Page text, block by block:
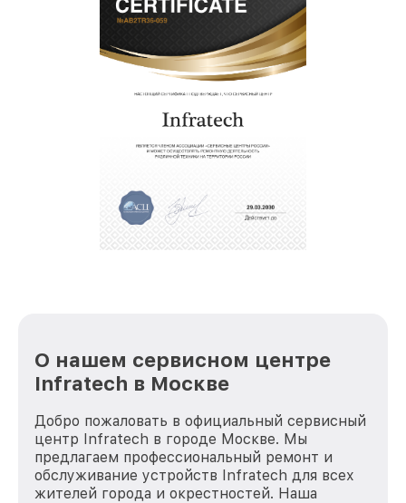
современное оборудование и
лицензированное ПО в ремонтно-
диагностических мастерских;
собственный склад комплектующих, что
позволяет сократить сроки
восстановительных работ;
услуги курьера для владельцев
крупногабаритной техники, которые
обеспечат доставку устройств в сервис в
полной сохранности и бесплатно.
положительные отзывы и обрели отличную
репутацию. Мы постоянно совершенствуемся и
О нашем сервисном центре
Infratech в Москве
Добро пожаловать в официальный сервисный
центр Infratech в городе Москве. Мы
предлагаем профессиональный ремонт и
обслуживание устройств Infratech для всех
жителей города и окрестностей. Наша